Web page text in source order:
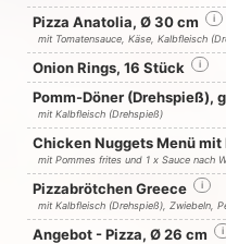
Pizza Anatolia, Ø 30 cm i
mit Tomatensauce, Käse, Kalbfleisch
Onion Rings, 16 Stück i
Pomm-Döner (Drehspieß),
mit Kalbfleisch (Drehspieß)
Chicken Nuggets Menü
mit Pommes frites und 1 x Sauce nach
Pizzabrötchen Greece i
mit Kalbfleisch (Drehspieß), Zwiebeln,
Angebot - Pizza, Ø 26 cm i